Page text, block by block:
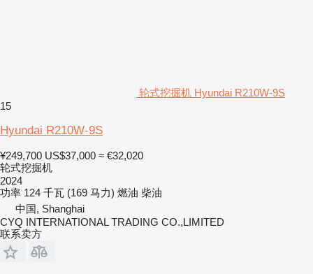
轮式挖掘机 Hyundai R210W-9S
15
Hyundai R210W-9S
¥249,700 US$37,000 ≈ €32,020
轮式挖掘机
2024
功率 124 千瓦 (169 马力) 燃油 柴油
中国, Shanghai
CYQ INTERNATIONAL TRADING CO.,LIMITED
联系卖方